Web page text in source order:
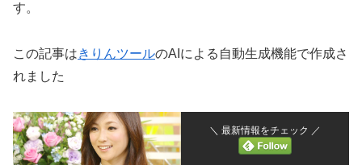
す。
この記事はきりんツールのAIによる自動生成機能で作成さ
れました
＼ 最新情報をチェック ／